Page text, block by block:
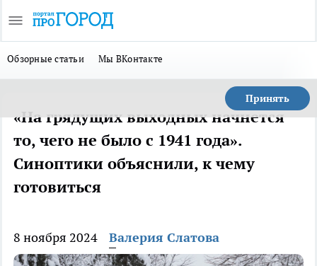
Обзорные статьи Мы ВКонтакте
Принять
«На грядущих выходных начнется
то, чего не было с 1941 года».
Синоптики объяснили, к чему
готовиться
8 ноября 2024 Валерия Слатова